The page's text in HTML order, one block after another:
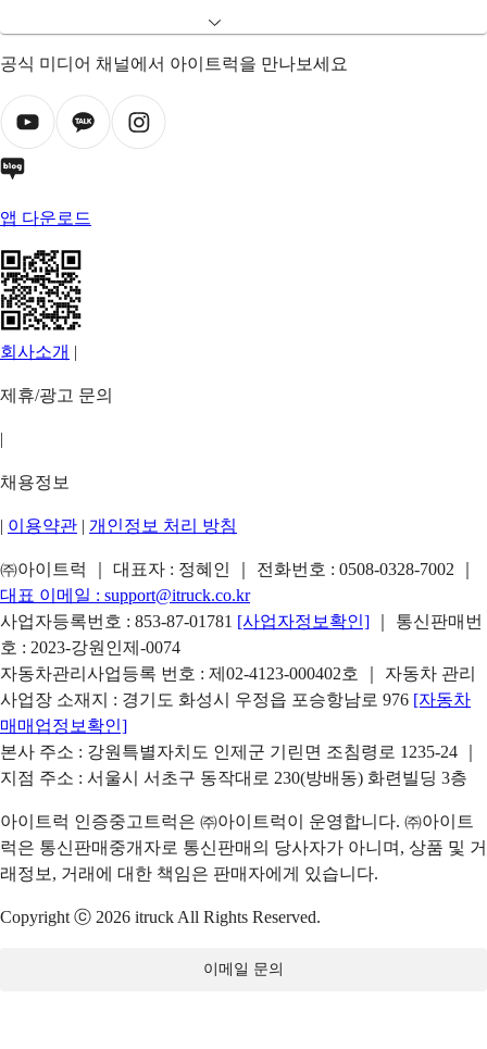
공식 미디어 채널에서 아이트럭을 만나보세요
앱 다운로드
회사소개 |
제휴/광고 문의
|
채용정보
| 이용약관 | 개인정보 처리 방침
㈜아이트럭 ｜ 대표자 : 정혜인 ｜ 전화번호 : 0508-0328-7002
대표 이메일 : support@itruck.co.kr
사업자등록번호 : 853-87-01781 [사업자정보확인]
｜ 통신판매번
호 : 2023-강원인제-0074
자동차관리사업등록 번호 : 제02-4123-000402호 ｜ 자동차 관리
사업장 소재지 : 경기도 화성시 우정읍 포승항남로 976 [자동차
매매업정보확인]
본사 주소 : 강원특별자치도 인제군 기린면 조침령로 1235-24 ｜
지점 주소 : 서울시 서초구 동작대로 230(방배동) 화련빌딩 3층
아이트럭 인증중고트럭은 ㈜아이트럭이 운영합니다. ㈜아이트
럭은 통신판매중개자로 통신판매의 당사자가 아니며, 상품 및 거
래정보, 거래에 대한 책임은 판매자에게 있습니다.
Copyright ⓒ 2026 itruck All Rights Reserved.
이메일 문의